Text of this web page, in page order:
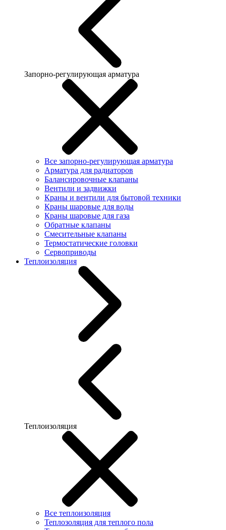
Запорно-регулирующая арматура
Все запорно-регулирующая арматура
Арматура для радиаторов
Балансировочные клапаны
Вентили и задвижки
Краны и вентили для бытовой техники
Краны шаровые для воды
Краны шаровые для газа
Обратные клапаны
Смесительные клапаны
Термостатические головки
Сервоприводы
Теплоизоляция
Теплоизоляция
Все теплоизоляция
Теплозоляция для теплого пола